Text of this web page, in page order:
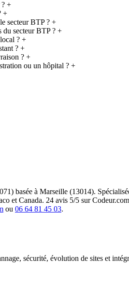
+
+
secteur BTP ? +
du secteur BTP ? +
? +
? +
? +
ou un hôpital ? +
basée à Marseille (13014).
et Canada. 24 avis 5/5 sur
ou 06 64 81 45 03.
sécurité, évolution de sites et